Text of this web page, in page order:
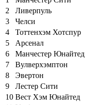
2
Ливерпуль
3
Челси
4
Тоттенхэм Хотспур
5
Арсенал
6
Манчестер Юнайтед
7
Вулверхэмптон
8
Эвертон
9
Лестер Сити
10 Вест Хэм Юнайтед